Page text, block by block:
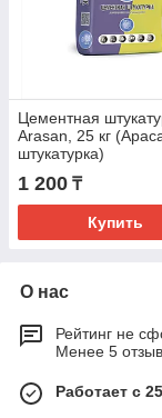
Цементная
Arasan, 25 кг
штукатурка)
1 200 ₸
Купить
О нас
Рейтинг не
Менее 5
Работает с